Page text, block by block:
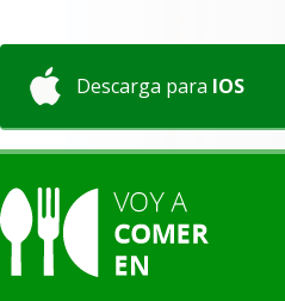
Descarga para IOS